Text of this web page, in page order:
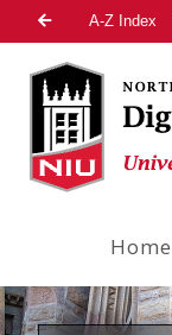
A-Z Index
Home